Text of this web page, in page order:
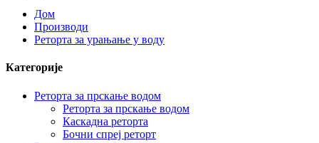
Дом
Производи
Реторта за урањање у воду
Категорије
Реторта за прскање водом
Реторта за прскање водом
Каскадна реторта
Бочни спреј реторт